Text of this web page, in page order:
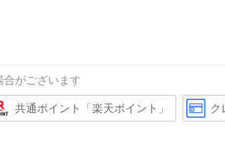
がございます
共通ポイント「楽天ポイント」 ク